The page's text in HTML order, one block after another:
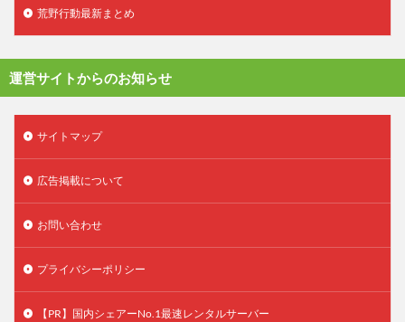
荒野行動最新まとめ
運営サイトからのお知らせ
サイトマップ
広告掲載について
お問い合わせ
プライバシーポリシー
【PR】国内シェアーNo.1最速レンタルサーバー